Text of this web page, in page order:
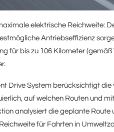
elektrische Reichweite:
Antriebseffizienz
für bis zu 106 Kilometer (gemäß
Drive System berücksichtigt die
auf welchen Routen und
analysiert die geplante
für Fahrten in